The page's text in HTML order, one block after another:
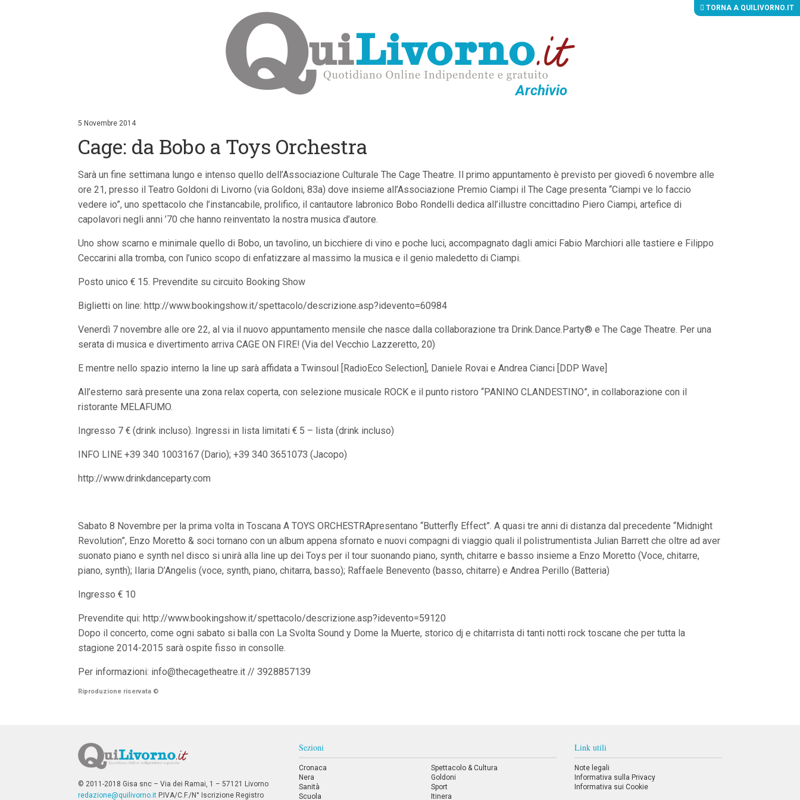
Archivio
i
i
c
n
t
e
n
t
p
i
c
p
i
V
i
a
M
e
P
c
i
e
a
i
n
o
d
TORNA A QUILIVORNO.IT
5 Novembre 2014
Cage: da Bobo a Toys Orchestra
Sarà un fine settimana lungo e intenso quello dell’Associazione Culturale The Cage Theatre. Il primo appuntamento è previsto per giovedì 6 novembre alle
ore 21, presso il Teatro Goldoni di Livorno (via Goldoni, 83a) dove insieme all’Associazione Premio Ciampi il The Cage presenta “Ciampi ve lo faccio
vedere io”, uno spettacolo che l’instancabile, prolifico, il cantautore labronico Bobo Rondelli dedica all’illustre concittadino Piero Ciampi, artefice di
capolavori negli anni ’70 che hanno reinventato la nostra musica d’autore.
Uno show scarno e minimale quello di Bobo, un tavolino, un bicchiere di vino e poche luci, accompagnato dagli amici Fabio Marchiori alle tastiere e Filippo
Ceccarini alla tromba, con l’unico scopo di enfatizzare al massimo la musica e il genio maledetto di Ciampi.
Posto unico € 15. Prevendite su circuito Booking Show
Biglietti on line: http://www.bookingshow.it/spettacolo/descrizione.asp?idevento=60984
Venerdì 7 novembre alle ore 22, al via il nuovo appuntamento mensile che nasce dalla collaborazione tra Drink.Dance.Party® e The Cage Theatre. Per una
serata di musica e divertimento arriva CAGE ON FIRE! (Via del Vecchio Lazzeretto, 20)
E mentre nello spazio interno la line up sarà affidata a Twinsoul [RadioEco Selection], Daniele Rovai e Andrea Cianci [DDP Wave]
All’esterno sarà presente una zona relax coperta, con selezione musicale ROCK e il punto ristoro “PANINO CLANDESTINO”, in collaborazione con il
ristorante MELAFUMO.
Ingresso 7 € (drink incluso). Ingressi in lista limitati € 5 – lista (drink incluso)
INFO LINE +39 340 1003167 (Dario); +39 340 3651073 (Jacopo)
http://www.drinkdanceparty.com
Sabato 8 Novembre per la prima volta in Toscana A TOYS ORCHESTRApresentano “Butterfly Effect”. A quasi tre anni di distanza dal precedente “Midnight
Revolution”, Enzo Moretto & soci tornano con un album appena sfornato e nuovi compagni di viaggio quali il polistrumentista Julian Barrett che oltre ad aver
suonato piano e synth nel disco si unirà alla line up dei Toys per il tour suonando piano, synth, chitarre e basso insieme a Enzo Moretto (Voce, chitarre,
piano, synth); Ilaria D’Angelis (voce, synth, piano, chitarra, basso); Raffaele Benevento (basso, chitarre) e Andrea Perillo (Batteria)
Ingresso € 10
Prevendite qui: http://www.bookingshow.it/spettacolo/descrizione.asp?idevento=59120
Dopo il concerto, come ogni sabato si balla con La Svolta Sound y Dome la Muerte, storico dj e chitarrista di tanti notti rock toscane che per tutta la
stagione 2014-2015 sarà ospite fisso in consolle.
Per informazioni: info@thecagetheatre.it // 3928857139
Riproduzione riservata ©
© 2011-2018 Gisa snc – Via dei Ramai, 1 – 57121 Livorno
redazione@quilivorno.it P.IVA/C.F./N° Iscrizione Registro
Sezioni
Cronaca
Nera
Sanità
Scuola
Spettacolo & Cultura
Goldoni
Sport
Itinera
Link utili
Note legali
Informativa sulla Privacy
Informativa sui Cookie